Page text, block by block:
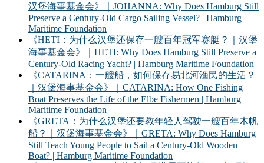
汉堡海事基金会》｜JOHANNA: Why Does Hamburg Still
Preserve a Century-Old Cargo Sailing Vessel? | Hamburg
Maritime Foundation
《HETI：为什么汉堡还保存一艘百年冠军赛艇？｜汉堡
海事基金会》｜HETI: Why Does Hamburg Still Preserve a
Century-Old Racing Yacht? | Hamburg Maritime Foundation
《CATARINA：一艘船，如何保存易北河渔民的生活？
｜汉堡海事基金会》｜CATARINA: How One Fishing
Boat Preserves the Life of the Elbe Fishermen | Hamburg
Maritime Foundation
《GRETA：为什么汉堡还要教年轻人驾驶一艘百年木帆
船？｜汉堡海事基金会》｜GRETA: Why Does Hamburg
Still Teach Young People to Sail a Century-Old Wooden
Boat? | Hamburg Maritime Foundation